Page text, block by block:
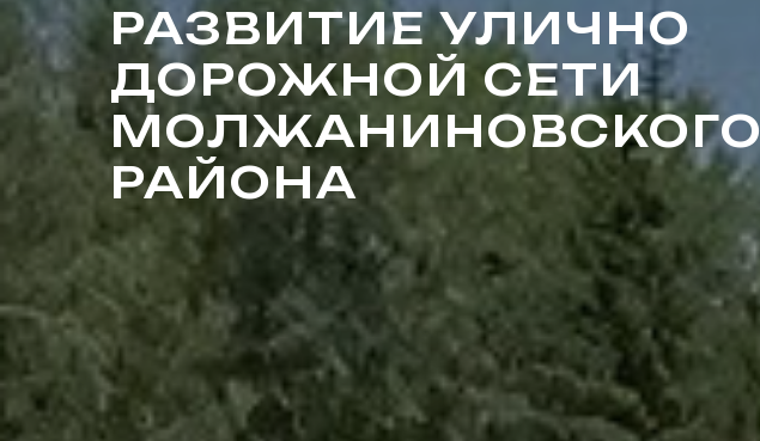
РАЗВИТИЕ УЛИЧНО
ДОРОЖНОЙ СЕТИ
МОЛЖАНИНОВСКОГО
РАЙОНА